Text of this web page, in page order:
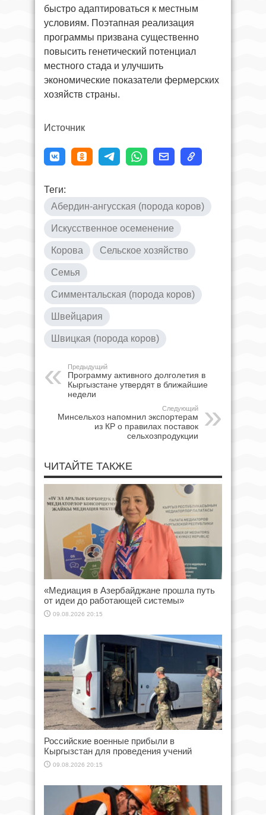
быстро адаптироваться к местным
условиям. Поэтапная реализация
программы призвана существенно
повысить генетический потенциал
местного стада и улучшить
экономические показатели фермерских
хозяйств страны.
Источник
Теги:
Абердин-ангусская (порода коров)
Искусственное осеменение
Корова Сельское хозяйство
Семья
Симментальская (порода коров)
Швейцария
Швицкая (порода коров)
Предыдущий
Программу активного долголетия в
Кыргызстане утвердят в ближайшие
недели
Следующий
Минсельхоз напомнил экспортерам
из КР о правилах поставок
сельхозпродукции
ЧИТАЙТЕ ТАКЖЕ
«Медиация в Азербайджане прошла путь
от идеи до работающей системы»
09.08.2026 20:15
Российские военные прибыли в
Кыргызстан для проведения учений
09.08.2026 20:15